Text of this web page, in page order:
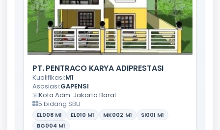
PT. PENTRACO KARYA ADIPRESTASI
Kualifikasi:M1
Asosiasi:GAPENSI
Kota Adm. Jakarta Barat
5 bidang SBU
EL008 M1 EL010 M1 MK002 M1 SI001 M1
BG004 M1